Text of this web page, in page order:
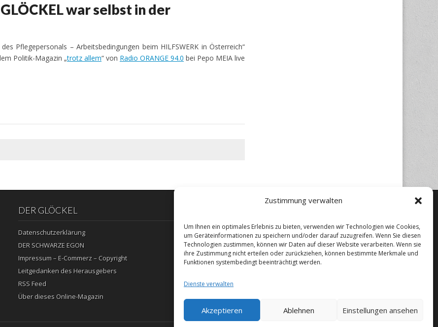
Zustimmung verwalten
Um Ihnen ein optimales Erlebnis zu bieten, verwenden wir Technologien wie Cookies,
um Geräteinformationen zu speichern und/oder darauf zuzugreifen. Wenn Sie diesen
Technologien zustimmen, können wir Daten auf dieser Website verarbeiten. Wenn sie
ihre Zustimmung nicht erteilen oder zurückziehen, können bestimmte Merkmale und
Funktionen systembedingt beeinträchtigt werden.
Dienste verwalten
Akzeptieren Ablehnen Einstellungen ansehen
war selbst in der
Pflegepersonals – Arbeitsbedingungen beim HILFSWERK in Österreich“
Politik-Magazin „trotz allem“ von Radio ORANGE 94.0 bei Pepo MEIA live
DER GLÖCKEL
Datenschutzerklärung
DER SCHWARZE EGON
Impressum – E-Commerz – Copyright
Leitgedanken des Herausgebers
RSS Feed
Über dieses Online-Magazin